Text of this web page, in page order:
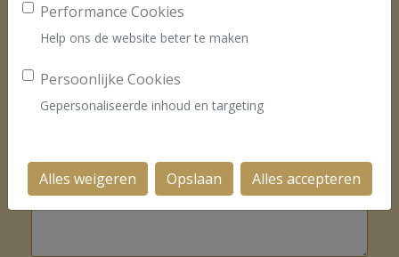
Performance Cookies
Help ons de website beter te maken
Persoonlijke Cookies
Gepersonaliseerde inhoud en targeting
Alles weigeren Opslaan Alles accepteren
Kies rating
5
4
3
2
1
Review